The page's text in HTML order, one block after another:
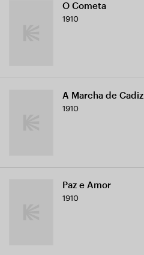
O Cometa
1910
A Marcha de Cadiz
1910
Paz e Amor
1910